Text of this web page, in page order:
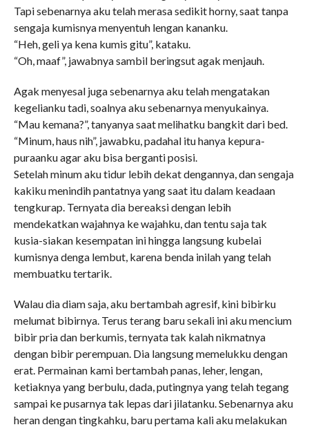
Tapi sebenarnya aku telah merasa sedikit horny, saat tanpa
sengaja kumisnya menyentuh lengan kananku.
“Heh, geli ya kena kumis gitu”, kataku.
“Oh, maaf”, jawabnya sambil beringsut agak menjauh.
Agak menyesal juga sebenarnya aku telah mengatakan
kegelianku tadi, soalnya aku sebenarnya menyukainya.
“Mau kemana?”, tanyanya saat melihatku bangkit dari bed.
“Minum, haus nih”, jawabku, padahal itu hanya kepura-
puraanku agar aku bisa berganti posisi.
Setelah minum aku tidur lebih dekat dengannya, dan sengaja
kakiku menindih pantatnya yang saat itu dalam keadaan
tengkurap. Ternyata dia bereaksi dengan lebih
mendekatkan wajahnya ke wajahku, dan tentu saja tak
kusia-siakan kesempatan ini hingga langsung kubelai
kumisnya denga lembut, karena benda inilah yang telah
membuatku tertarik.
Walau dia diam saja, aku bertambah agresif, kini bibirku
melumat bibirnya. Terus terang baru sekali ini aku mencium
bibir pria dan berkumis, ternyata tak kalah nikmatnya
dengan bibir perempuan. Dia langsung memelukku dengan
erat. Permainan kami bertambah panas, leher, lengan,
ketiaknya yang berbulu, dada, putingnya yang telah tegang
sampai ke pusarnya tak lepas dari jilatanku. Sebenarnya aku
heran dengan tingkahku, baru pertama kali aku melakukan